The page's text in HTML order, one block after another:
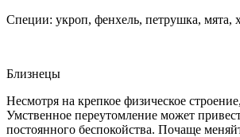
Специи: укроп, фенхель, петрушка, мята,
Близнецы
Несмотря на крепкое физическое
Умственное переутомление может
постоянного беспокойства. Почаще